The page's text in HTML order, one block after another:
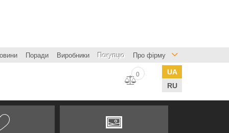
Поради Виробники Покупцю Про фірму
UA
RU
0